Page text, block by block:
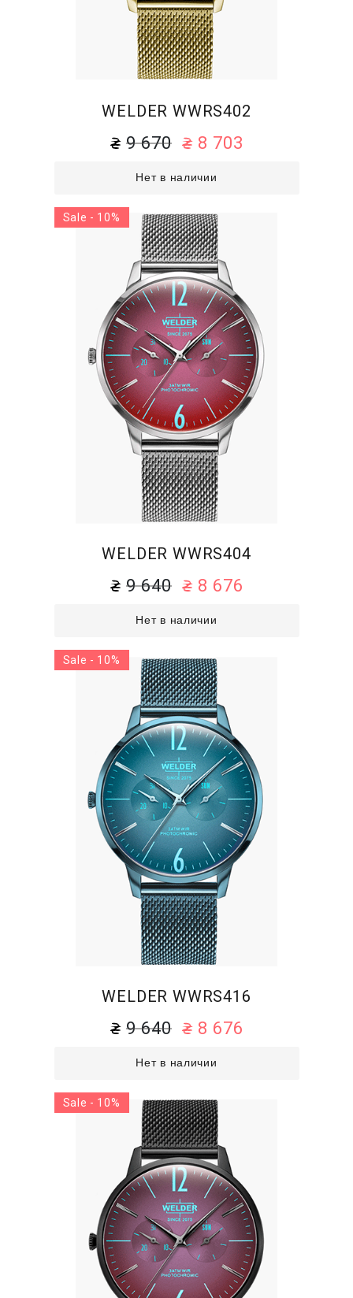
WELDER WWRS402
9 670 8 703
Нет в наличии
WELDER WWRS404
9 640 8 676
Нет в наличии
Sale - 10%
WELDER WWRS416
9 640 8 676
Нет в наличии
Sale - 10%
Sale - 10%